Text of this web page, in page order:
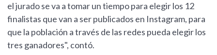
el jurado se va a tomar un tiempo para elegir los 12
finalistas que van a ser publicados en Instagram, para
que la población a través de las redes pueda elegir los
tres ganadores", contó.